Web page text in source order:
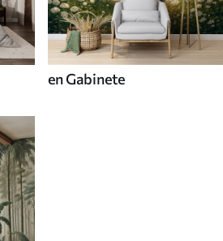
en Gabinete